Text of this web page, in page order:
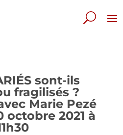
sont-ils
fragilisés ?
Marie Pezé
octobre 2021 à